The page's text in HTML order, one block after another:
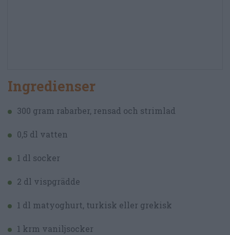
Ingredienser
300 gram rabarber, rensad och strimlad
0,5 dl vatten
1 dl socker
2 dl vispgrädde
1 dl matyoghurt, turkisk eller grekisk
1 krm vaniljsocker